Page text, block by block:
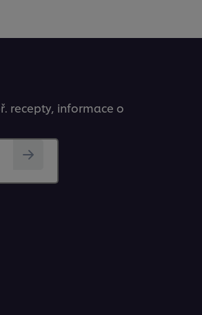
recepty, informace o